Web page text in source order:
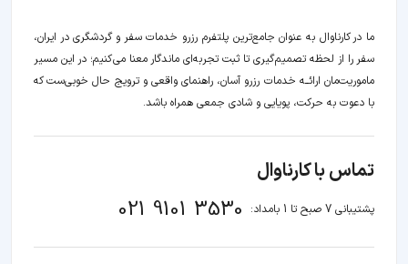
ما در کارناوال به عنوان جامع‌ترین پلتفرم رزرو خدمات سفر و گردشگری در ایران،
سفر را از لحظه‌ تصمیم‌گیری تا ثبت تجربه‌ای ماندگار معنا می‌کنیم؛ در این مسیر‍
ماموریت‌مان اراﺋــﻪ خدمات رزرو آسان، راهنمای واقعی و ترویج حال خوبی‌ست که
با دعوت به حرکت، پویایی و شادی جمعی همراه باشد.
تماس با کارناوال
پشتیبانی 7 صبح تا 1 بامداد: 021 9101 3530